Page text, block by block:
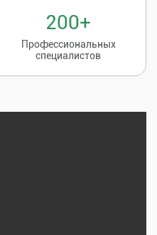
200+
Профессиональных
специалистов